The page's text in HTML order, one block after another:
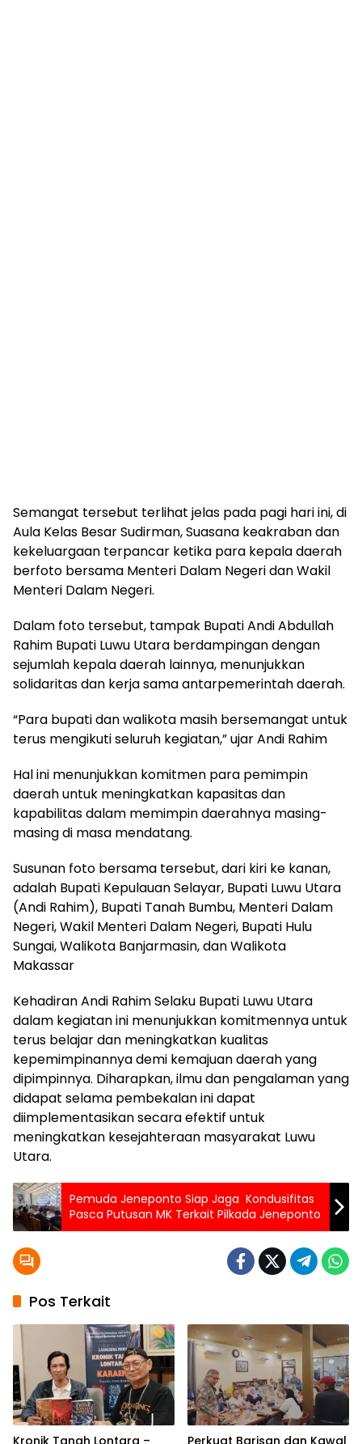
Semangat tersebut terlihat jelas pada pagi hari ini, di
Aula Kelas Besar Sudirman, Suasana keakraban dan
kekeluargaan terpancar ketika para kepala daerah
berfoto bersama Menteri Dalam Negeri dan Wakil
Menteri Dalam Negeri.
Dalam foto tersebut, tampak Bupati Andi Abdullah
Rahim Bupati Luwu Utara berdampingan dengan
sejumlah kepala daerah lainnya, menunjukkan
solidaritas dan kerja sama antarpemerintah daerah.
“Para bupati dan walikota masih bersemangat untuk
terus mengikuti seluruh kegiatan,” ujar Andi Rahim
Hal ini menunjukkan komitmen para pemimpin
daerah untuk meningkatkan kapasitas dan
kapabilitas dalam memimpin daerahnya masing-
masing di masa mendatang.
Susunan foto bersama tersebut, dari kiri ke kanan,
adalah Bupati Kepulauan Selayar, Bupati Luwu Utara
(Andi Rahim), Bupati Tanah Bumbu, Menteri Dalam
Negeri, Wakil Menteri Dalam Negeri, Bupati Hulu
Sungai, Walikota Banjarmasin, dan Walikota
Makassar
Kehadiran Andi Rahim Selaku Bupati Luwu Utara
dalam kegiatan ini menunjukkan komitmennya untuk
terus belajar dan meningkatkan kualitas
kepemimpinannya demi kemajuan daerah yang
dipimpinnya. Diharapkan, ilmu dan pengalaman yang
didapat selama pembekalan ini dapat
diimplementasikan secara efektif untuk
meningkatkan kesejahteraan masyarakat Luwu
Utara.
Pemuda Jeneponto Siap Jaga Kondusifitas
Pasca Putusan MK Terkait Pilkada Jeneponto
Pos Terkait